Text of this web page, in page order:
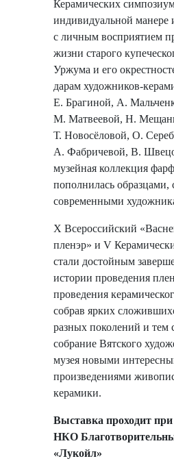
Керамических
индивидуальной манере
с личным восприятием
жизни старого
Уржума и его
дарам художников-
Е. Брагиной, А.
М. Матвеевой, Н.
Т. Новосёловой, О.
А. Фабричевой, В.
музейная коллекция
пополнилась образцами,
современными
X Всероссийский
пленэр» и V
стали достойным
истории проведения
проведения
собрав ярких
разных поколений и тем
собрание Вятского
музея новыми
произведениями
керамики.
Выставка проходит
НКО
«Лукойл»